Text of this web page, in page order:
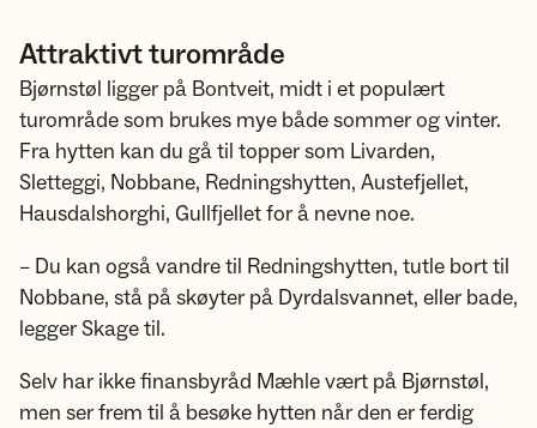
Attraktivt turområde
Bjørnstøl ligger på Bontveit, midt i et populært
turområde som brukes mye både sommer og vinter.
Fra hytten kan du gå til topper som Livarden,
Sletteggi, Nobbane, Redningshytten, Austefjellet,
Hausdalshorghi, Gullfjellet for å nevne noe.
– Du kan også vandre til Redningshytten, tutle bort til
Nobbane, stå på skøyter på Dyrdalsvannet, eller bade,
legger Skage til.
Selv har ikke finansbyråd Mæhle vært på Bjørnstøl,
men ser frem til å besøke hytten når den er ferdig